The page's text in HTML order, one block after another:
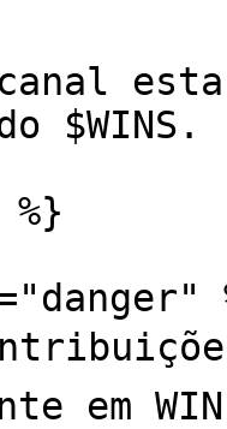
canal
$WINS.
em